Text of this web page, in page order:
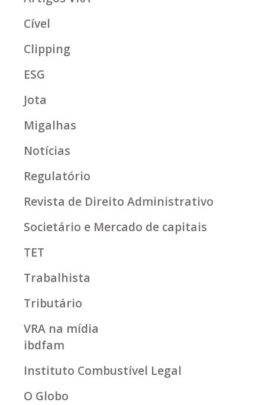
Cível
Clipping
ESG
Jota
Migalhas
Notícias
Regulatório
Revista de Direito Administrativo
Societário e Mercado de capitais
TET
Trabalhista
Tributário
VRA na mídia
ibdfam
Instituto Combustível Legal
O Globo